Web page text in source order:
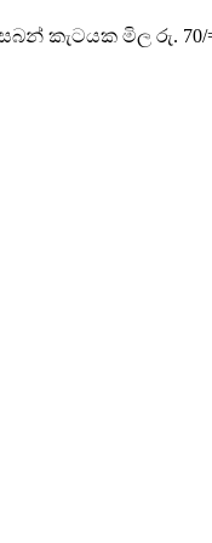
කැටයක මිල රු. 70/